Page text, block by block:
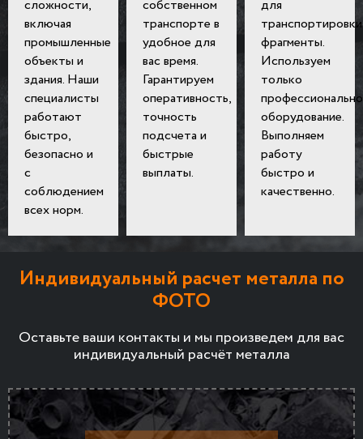
сложности,
включая
промышленные
объекты и
здания. Наши
специалисты
работают
быстро,
безопасно и
с
соблюдением
всех норм.
собственном
транспорте в
удобное для
вас время.
Гарантируем
оперативность,
точность
подсчета и
быстрые
выплаты.
для
транспортировки
фрагменты.
Используем
только
оборудование.
Выполняем
работу
быстро и
качественно.
Индивидуальный расчет металла по
ФОТО
Оставьте ваши контакты и мы произведем для вас
индивидуальный расчёт металла